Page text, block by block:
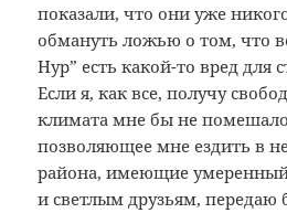
показали, что они уже
обмануть ложью о том, что
Нур” есть какой-то вред для
Если я, как все, получу
климата мне бы не
позволяющее мне ездить в
района, имеющие
и светлым друзьям, передаю